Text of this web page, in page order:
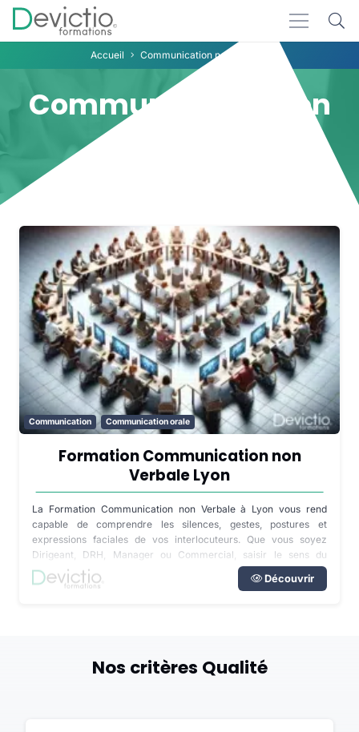
Accueil Communication non verbale
Communication non
Communication Communication orale
Formation Communication non
Verbale Lyon
La Formation Communication non Verbale à Lyon vous rend
capable de comprendre les silences, gestes, postures et
expressions faciales de vos interlocuteurs. Que vous soyez
Dirigeant, DRH, Manager ou Commercial, saisir le sens du
langage corporel est essentiel pour développer vos compétences
Découvrir
Nos critères Qualité